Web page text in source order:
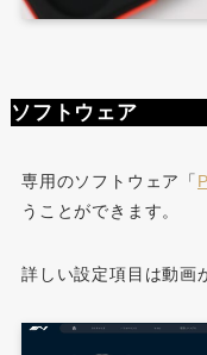
ソフトウェア
専用のソフトウェア「
うことができます。
詳しい設定項目は動画